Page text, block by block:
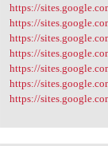
https://
https://
https://
https://
https://
https://
https://